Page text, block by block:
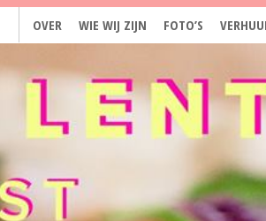
OVER WIE WIJ ZIJN FOTO’S